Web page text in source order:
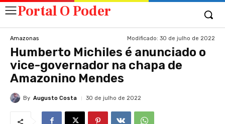
Portal O Poder
Amazonas Modificado: 30 de julho de 2022
Humberto Michiles é anunciado o
vice-governador na chapa de
Amazonino Mendes
By Augusto Costa 30 de julho de 2022